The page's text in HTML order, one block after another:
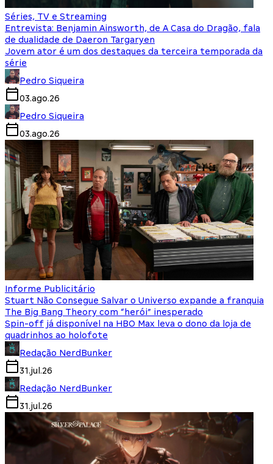
Séries, TV e Streaming
Entrevista: Benjamin Ainsworth, de A Casa do Dragão, fala
de dualidade de Daeron Targaryen
Jovem ator é um dos destaques da terceira temporada da
série
Pedro Siqueira
03.ago.26
Pedro Siqueira
03.ago.26
Informe Publicitário
Stuart Não Consegue Salvar o Universo expande a franquia
The Big Bang Theory com “herói” inesperado
Spin-off já disponível na HBO Max leva o dono da loja de
quadrinhos ao holofote
Redação NerdBunker
31.jul.26
Redação NerdBunker
31.jul.26